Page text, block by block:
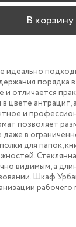
В корзину
порядка
и отличается
цвете
и
позволяет
в
для папок,
видимым, а
Шкаф
рабочего